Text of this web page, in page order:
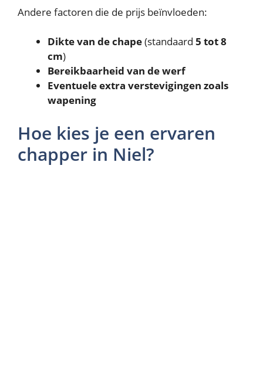
Andere factoren die de prijs beïnvloeden:
Dikte van de chape(standaard 5 tot 8
cm)
Bereikbaarheid van de werf
Eventuele extra verstevigingen zoals
wapening
Hoe kies je een ervaren
chapper in Niel?